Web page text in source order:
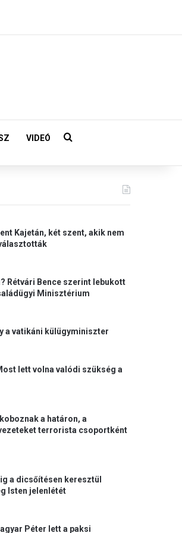
VIDEÓ Keresés:
Kajetán, két szent, akik nem
Rétvári Bence szerint lebukott
Minisztérium
a vatikáni külügyminiszter
lett volna valódi szükség a
a határon, a
terrorista csoportként
a dicsőítésen keresztül
Isten jelenlétét
Péter lett a paksi